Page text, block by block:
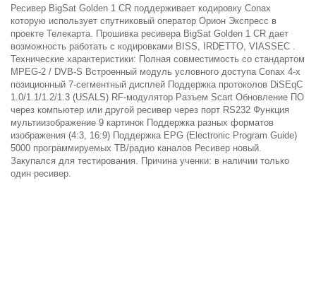
Ресивер BigSat Golden 1 CR поддерживает кодировку Conax
которую использует спутниковый оператор Орион Экспресс в
проекте Телекарта. Прошивка ресивера BigSat Golden 1 CR дает
возможность работать с кодировками BISS, IRDETTO, VIASSEC .
Технические характеристики: Полная совместимость со стандартом
MPEG-2 / DVB-S Встроенный модуль условного доступа Conax 4-х
позиционный 7-сегментный дисплей Поддержка протоколов DiSEqC
1.0/1.1/1.2/1.3 (USALS) RF-модулятор Разъем Scart Обновление ПО
через компьютер или другой ресивер через порт RS232 Функция
мультиизображение 9 картинок Поддержка разных форматов
изображения (4:3, 16:9) Поддержка EPG (Electronic Program Guide)
5000 программируемых ТВ/радио каналов Ресивер новый.
Закупался для тестирования. Причина ученки: в наличии только
один ресивер.